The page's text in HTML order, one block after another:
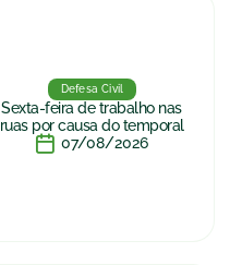
Defesa Civil
Sexta-feira de trabalho nas
ruas por causa do temporal
07/08/2026